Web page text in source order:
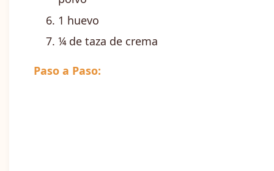
1 huevo
¼ de taza de crema
Paso a Paso: